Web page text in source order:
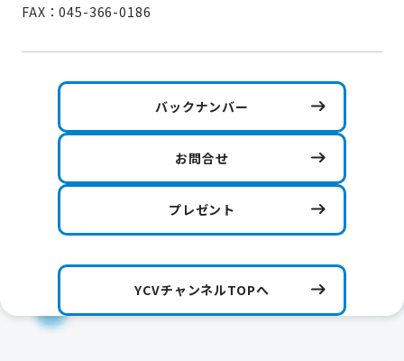
FAX：045-366-0186
バックナンバー
お問合せ
プレゼント
YCVチャンネルTOPへ